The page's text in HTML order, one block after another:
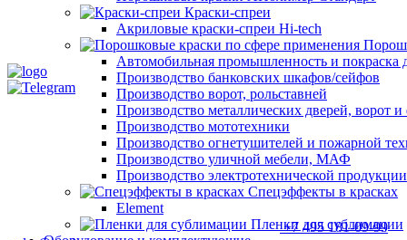
Краски-спреи
Акриловые краски-спреи Hi-tech
Автомобильная промышленность и покраска
Производство банковских шкафов/сейфов
Производство ворот, рольставней
Производство металлических дверей, ворот
Производство мототехники
Производство огнетушителей и пожарной
Производство уличной мебели, МАФ
Производство электротехнической продукции
Спецэффекты в красках
Element
Пленки для сублимации
+7 495 181-09-99